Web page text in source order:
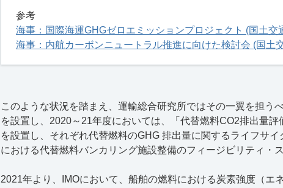
参考
海事：国際海運GHGゼロエミッションプロジェクト (国土交
海事：内航カーボンニュートラル推進に向けた検討会 (国土
このような状況を踏まえ、運輸総合研究所ではその一翼を担う
を設置し、 2020～ 21年度においては、「代替燃料CO2排出量評
を設置し、それぞれ代替燃料のGHG 排出量に関するライフサイ
における代替燃料バンカリング施設整備のフィージビリティ・
2021年より、IMOにおいて、船舶の燃料における炭素強度（